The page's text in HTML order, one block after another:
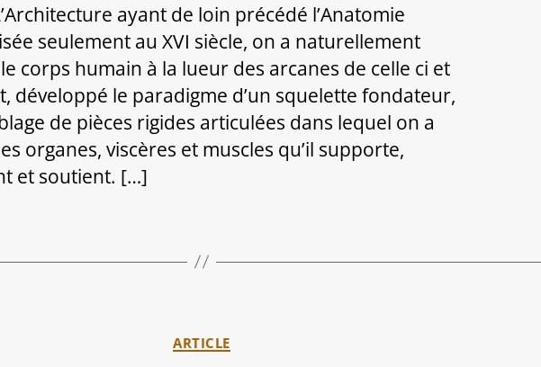
ayant de loin précédé l’Anatomie
seulement au XVI siècle, on a naturellement
corps humain à la lueur des arcanes de celle ci et
développé le paradigme d’un squelette fondateur,
de pièces rigides articulées dans lequel on a
organes, viscères et muscles qu’il supporte,
et soutient. […]
Catégories
ARTICLE